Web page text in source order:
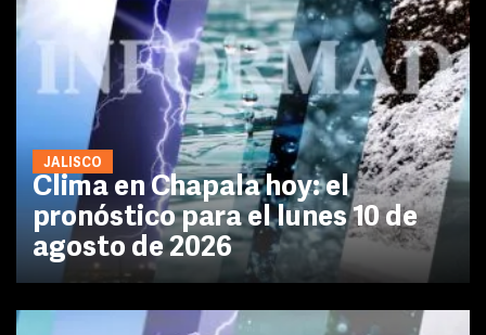
JALISCO
Clima en Chapala hoy: el
pronóstico para el lunes 10 de
agosto de 2026